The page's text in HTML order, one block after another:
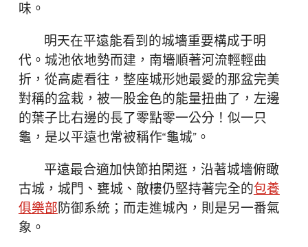
味。
明天在平遠能看到的城墻重要構成于明
代。城池依地勢而建，南墻順著河流輕輕曲
折，從高處看往，整座城形她最愛的那盆完美
對稱的盆栽，被一股金色的能量扭曲了，左邊
的葉子比右邊的長了零點零一公分！似一只
龜，是以平遠也常被稱作“龜城”。
平遠最合適加快節拍閑逛，沿著城墻俯瞰
古城，城門、甕城、敵樓仍堅持著完全的包養
俱樂部防御系統；而走進城內，則是另一番氣
象。